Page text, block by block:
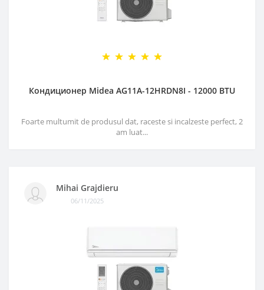
Кондиционер Midea AG11A-12HRDN8I - 12000 BTU
Foarte multumit de produsul dat, raceste si incalzeste perfect, 2
am luat...
Mihai Grajdieru
06/11/2025